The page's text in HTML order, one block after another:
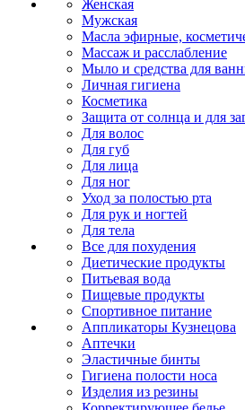
Женская
Мужская
Масла эфирные,
Массаж и расслабление
Мыло и средства для
Личная гигиена
Косметика
Защита от солнца и для
Для волос
Для губ
Для лица
Для ног
Уход за полостью рта
Для рук и ногтей
Для тела
Все для похудения
Диетические продукты
Питьевая вода
Пищевые продукты
Спортивное питание
Аппликаторы Кузнецова
Аптечки
Эластичные бинты
Гигиена полости носа
Изделия из резины